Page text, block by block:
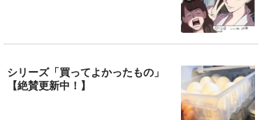
シリーズ「買ってよかったもの」
【絶賛更新中！】